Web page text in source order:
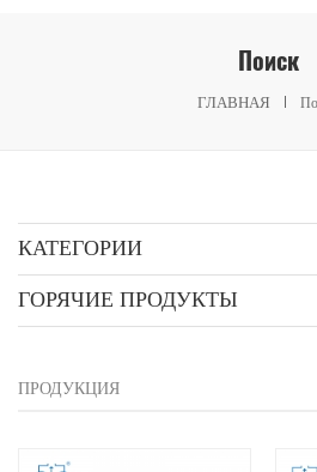
Поиск
ГЛАВНАЯ
КАТЕГОРИИ
ГОРЯЧИЕ ПРОДУКТЫ
ПРОДУКЦИЯ